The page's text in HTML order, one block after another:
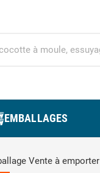
EMBALLAGES
Vente à emporter